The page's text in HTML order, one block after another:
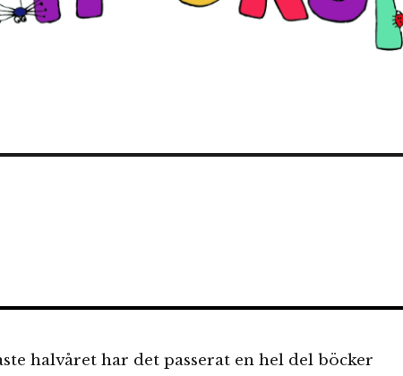
halvåret har det passerat en hel del böcker